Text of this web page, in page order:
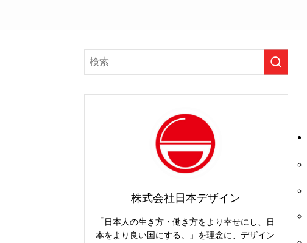
株式会社日本デザイン
「日本人の生き方・働き方をより幸せにし、日
本をより良い国にする。」を理念に、デザイン